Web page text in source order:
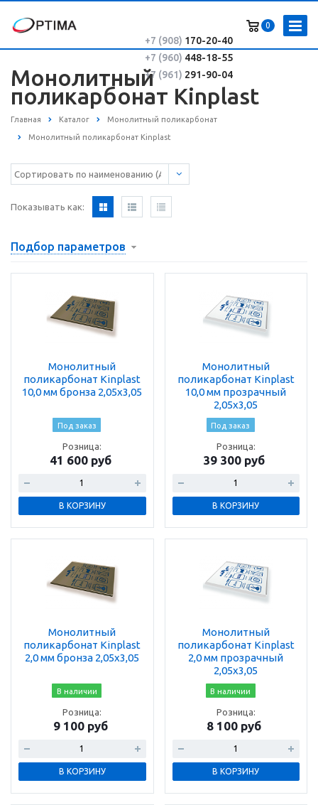
0
+7 (908) 170-20-40
+7 (960) 448-18-55
+7 (961) 291-90-04
Монолитный
поликарбонат Kinplast
Главная Каталог Монолитный поликарбонат
Монолитный поликарбонат Kinplast
Показывать как:
Подбор параметров
Монолитный
поликарбонат Kinplast
10,0 мм бронза 2,05х3,05
Под заказ
Розница:
41 600 руб
В КОРЗИНУ
Монолитный
поликарбонат Kinplast
10,0 мм прозрачный
2,05х3,05
Под заказ
Розница:
39 300 руб
В КОРЗИНУ
Монолитный
поликарбонат Kinplast
2,0 мм бронза 2,05х3,05
В наличии
Розница:
9 100 руб
В КОРЗИНУ
Монолитный
поликарбонат Kinplast
2,0 мм прозрачный
2,05х3,05
В наличии
Розница:
8 100 руб
В КОРЗИНУ